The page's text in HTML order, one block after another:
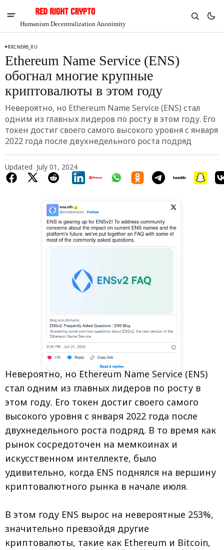
Humanism Decentralization Anonimity
Chia
-5.96%
RRCNEWS_RU
Ethereum Name Service (ENS)
обогнал многие крупные
криптовалюты в этом году
Невероятно, но Ethereum Name Service (ENS) стал
одним из главных лидеров по росту в этом году. Его
токен достиг своего самого высокого уровня с января
2022 года после двухнедельного роста подряд
Updated July 01, 2024
Невероятно, но Ethereum Name Service (ENS)
стал одним из главных лидеров по росту в
этом году. Его токен достиг своего самого
высокого уровня с января 2022 года после
двухнедельного роста подряд. В то время как
рынок сосредоточен на мемкоинах и
искусственном интеллекте, было
удивительно, когда ENS поднялся на вершину
криптовалютного рынка в начале июля.
В этом году ENS вырос на невероятные 253%,
значительно превзойдя другие
криптовалюты, такие как Ethereum и Bitcoin,